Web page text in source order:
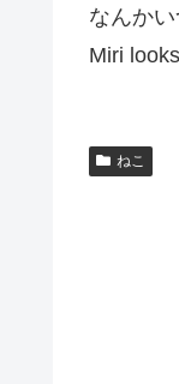
なんか
Miri
ねこ